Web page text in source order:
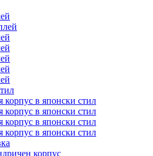
корпус в японски стил
корпус в японски стил
корпус в японски стил
корпус в японски стил
корпус